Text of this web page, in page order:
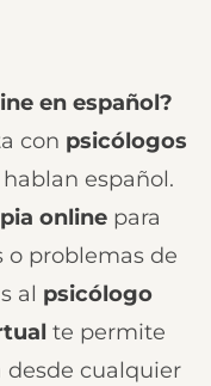
en español?
con psicólogos
español.
online para
o problemas de
al psicólogo
te permite
desde cualquier